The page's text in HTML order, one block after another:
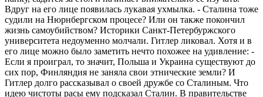
Вдруг на его лице появилась лукавая ухмылка. - Сталина тоже
судили на Нюрнбергском процесе? Или он также покончил
жизнь самоубийством? Историки Санкт-Петербуржского
университета недоуменно молчали. Гитлер ликовал. Хотя и в
его лице можно было заметить нечто похожее на удивление: -
Если я проиграл, то значит, Польша и Украина существуют до
сих пор, Финляндия не заняла свои этнические земли? И
Гитлер долго рассказывал о своей дружбе со Сталиным. Что
идею чистоты расы ему подсказал Сталин. В правительстве